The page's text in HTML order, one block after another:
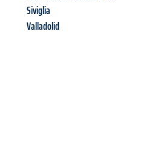
Siviglia
Valladolid